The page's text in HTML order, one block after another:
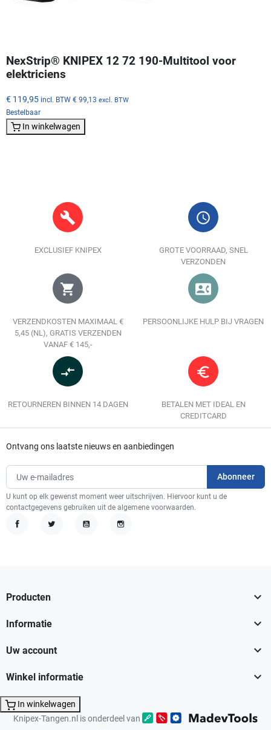
NexStrip® KNIPEX 12 72 190-Multitool voor
elektriciens
€ 119,95 incl. BTW € 99,13 excl. BTW
Bestelbaar
In winkelwagen
build
EXCLUSIEF KNIPEX
query_builder
GROTE VOORRAAD, SNEL
VERZONDEN
shopping_cart
VERZENDKOSTEN MAXIMAAL €
5,45 (NL), GRATIS VERZENDEN
VANAF € 145,-
contact_phone
PERSOONLIJKE HULP BIJ VRAGEN
compare_arrows
RETOURNEREN BINNEN 14 DAGEN
euro_symbol
BETALEN MET IDEAL EN
CREDITCARD
Ontvang ons laatste nieuws en aanbiedingen
U kunt op elk gewenst moment weer uitschrijven. Hiervoor kunt u de
contactgegevens gebruiken uit de algemene voorwaarden.
Producten 
Informatie 
Uw account 
Winkel informatie 
In winkelwagen
Knipex-Tangen.nl is onderdeel van